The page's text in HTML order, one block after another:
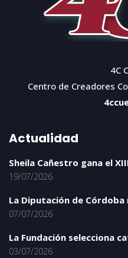
4C
Centro de Creadores
Actualidad
Sheila Cañestro gana el
19/07/2026
La Diputación de
07/07/2026
La Fundación selecciona
03/07/2026